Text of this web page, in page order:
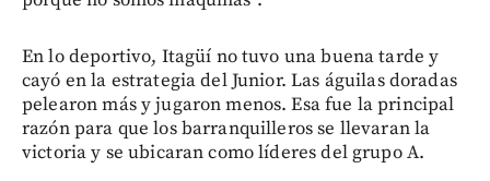
En lo deportivo, Itagüí no tuvo una buena tarde y
cayó en la estrategia del Junior. Las águilas doradas
pelearon más y jugaron menos. Esa fue la principal
razón para que los barranquilleros se llevaran la
victoria y se ubicaran como líderes del grupo A.